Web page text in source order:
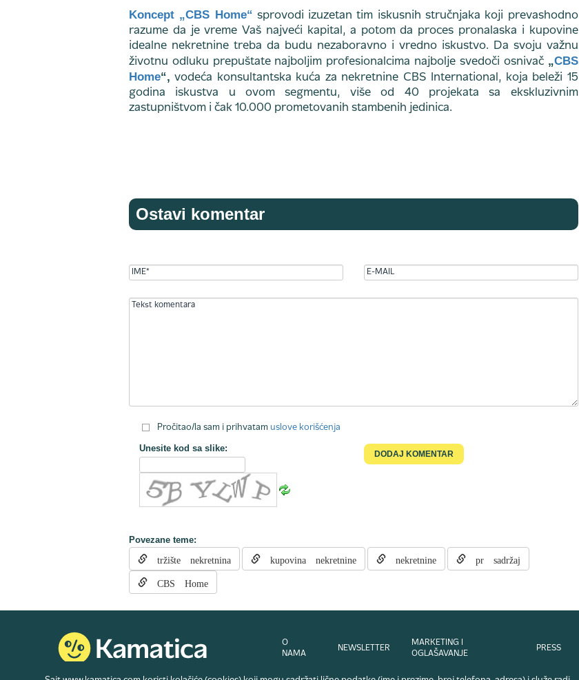
Koncept „CBS Home“ sprovodi izuzetan tim iskusnih stručnjaka koji prevashodno
razume da je vreme Vaš najveći kapital, a potom da proces pronalaska i kupovine
idealne nekretnine treba da budu nezaboravno i vredno iskustvo. Da svoju važnu
životnu odluku prepuštate najboljim profesionalcima najbolje svedoči osnivač „CBS
Home“, vodeća konsultantska kuća za nekretnine CBS International, koja beleži 15
godina iskustva u ovom segmentu, više od 40 projekata sa ekskluzivnim
zastupništvom i čak 10.000 prometovanih stambenih jedinica.
Ostavi komentar
Pročitao/la sam i prihvatam uslove korišćenja
Unesite kod sa slike:
Povezane teme:
tržište nekretnina kupovina nekretnine nekretnine pr sadržaj
CBS Home
O
NAMA
NEWSLETTER
MARKETING I
OGLAŠAVANJE
PRESS